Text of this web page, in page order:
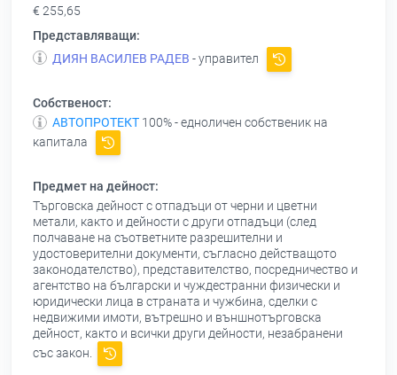
€ 255,65
Представляващи:
ДИЯН ВАСИЛЕВ РАДЕВ - управител
Собственост:
АВТОПРОТЕКТ 100% - едноличен собственик на
капитала
Предмет на дейност:
Търговска дейност с отпадъци от черни и цветни
метали, както и дейности с други отпадъци (след
полчаване на съответните разрешителни и
удостоверителни документи, съгласно действащото
законодателство), представителство, посредничество и
агентство на български и чуждестранни физически и
юридически лица в страната и чужбина, сделки с
недвижими имоти, вътрешно и външнотърговска
дейност, както и всички други дейности, незабранени
със закон.